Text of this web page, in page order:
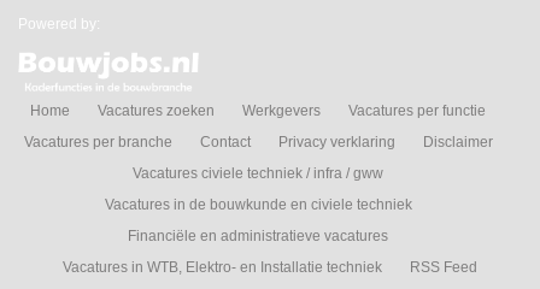
Powered by:
Home Vacatures zoeken Werkgevers
Vacatures per functie
Vacatures per branche
Contact Privacy verklaring
Disclaimer
Vacatures civiele techniek / infra / gww
Vacatures in de bouwkunde en civiele techniek
Financiële en administratieve vacatures
Vacatures in WTB, Elektro- en Installatie techniek
RSS Feed